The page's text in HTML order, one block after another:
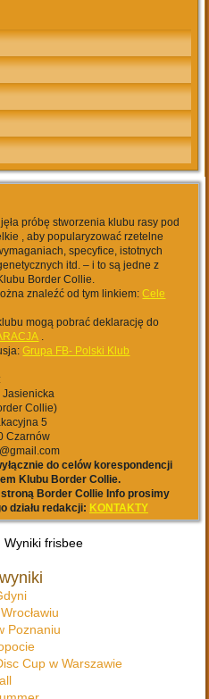
próbę stworzenia klubu rasy pod
, aby popularyzować rzetelne
specyfice, istotnych
itd. – i to są jedne z
Border Collie.
znaleźć od tym linkiem:Cele
mogą pobrać deklarację do
.
Grupa FB- Polski Klub
Jasienicka
Collie)
5
Czarnów
do celów korespondencji
Klubu Border Collie.
Border Collie Info prosimy
działu redakcji: KONTAKTY
Wyniki frisbee
Poznaniu
Cup w Warszawie